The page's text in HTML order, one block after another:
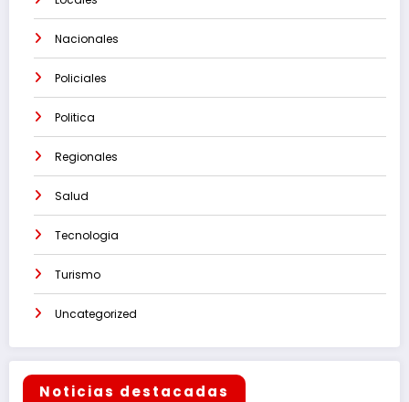
Nacionales
Policiales
Politica
Regionales
Salud
Tecnologia
Turismo
Uncategorized
Noticias destacadas